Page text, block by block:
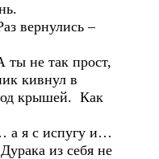
вернулись –
не так прост,
кивнул в
крышей. Как
я с испугу и…
из себя не